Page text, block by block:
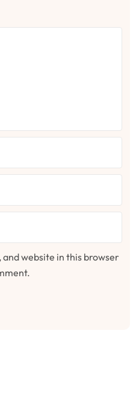
and website in this browser